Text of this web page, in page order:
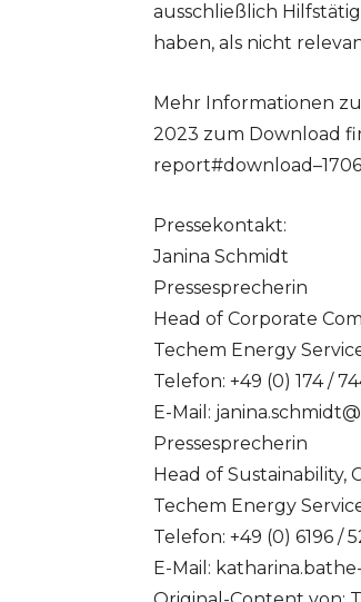
ausschließlich
haben, als nicht
Mehr Informationen
2023 zum Download
Pressekontakt:
Janina Schmidt
Pressesprecherin
Head of Corporate
Techem Energy
Telefon: +49 (0) 174 /
E-Mail:
Pressesprecherin
Head of Sustainability,
Techem Energy
Telefon: +49 (0) 6196 /
E-Mail: